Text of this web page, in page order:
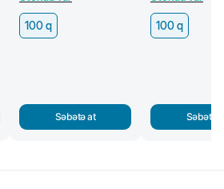
100 q
Səbətə at
100 q
Səbətə